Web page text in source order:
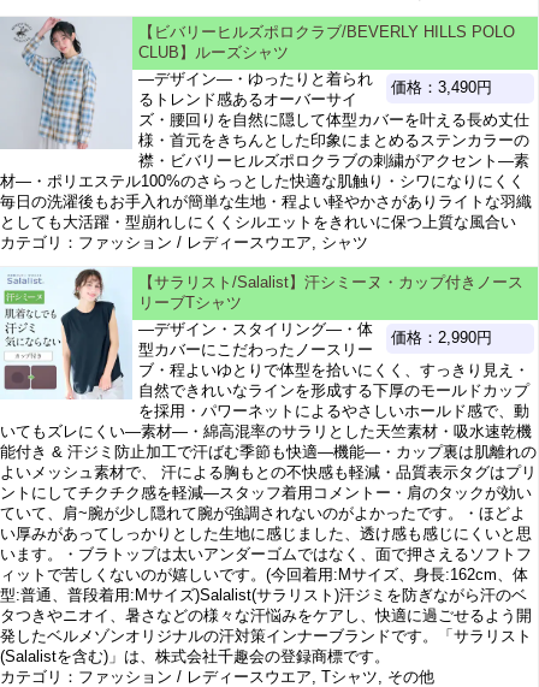
【ビバリーヒルズポロクラブ/BEVERLY HILLS POLO
CLUB】ルーズシャツ
価格：3,490円
―デザイン―・ゆったりと着られ
るトレンド感あるオーバーサイ
ズ・腰回りを自然に隠して体型カバーを叶える長め丈仕
様・首元をきちんとした印象にまとめるステンカラーの
襟・ビバリーヒルズポロクラブの刺繍がアクセント―素
材―・ポリエステル100%のさらっとした快適な肌触り・シワになりにくく
毎日の洗濯後もお手入れが簡単な生地・程よい軽やかさがありライトな羽織
としても大活躍・型崩れしにくくシルエットをきれいに保つ上質な風合い
カテゴリ：ファッション / レディースウエア, シャツ
【サラリスト/Salalist】汗シミーヌ・カップ付きノース
リーブTシャツ
価格：2,990円
―デザイン・スタイリング―・体
型カバーにこだわったノースリー
ブ・程よいゆとりで体型を拾いにくく、すっきり見え・
自然できれいなラインを形成する下厚のモールドカップ
を採用・パワーネットによるやさしいホールド感で、動
いてもズレにくい―素材―・綿高混率のサラリとした天竺素材・吸水速乾機
能付き & 汗ジミ防止加工で汗ばむ季節も快適―機能―・カップ裏は肌離れの
よいメッシュ素材で、 汗による胸もとの不快感も軽減・品質表示タグはプリ
ントにしてチクチク感を軽減―スタッフ着用コメントー・肩のタックが効い
ていて、肩~腕が少し隠れて腕が強調されないのがよかったです。・ほどよ
い厚みがあってしっかりとした生地に感じました、透け感も感じにくいと思
います。・ブラトップは太いアンダーゴムではなく、面で押さえるソフトフ
ィットで苦しくないのが嬉しいです。(今回着用:Mサイズ、身長:162cm、体
型:普通、普段着用:Mサイズ)Salalist(サラリスト)汗ジミを防ぎながら汗のベ
タつきやニオイ、暑さなどの様々な汗悩みをケアし、快適に過ごせるよう開
発したベルメゾンオリジナルの汗対策インナーブランドです。「サラリスト
(Salalistを含む)」は、株式会社千趣会の登録商標です。
カテゴリ：ファッション / レディースウエア, Tシャツ, その他